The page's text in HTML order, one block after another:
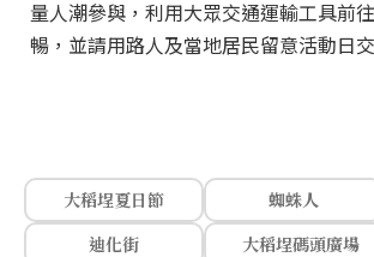
量人潮參與，利用大眾交通運輸工具前
暢，並請用路人及當地居民留意活動日
大稻埕夏日節
蜘蛛人
迪化街
大稻埕碼頭廣場